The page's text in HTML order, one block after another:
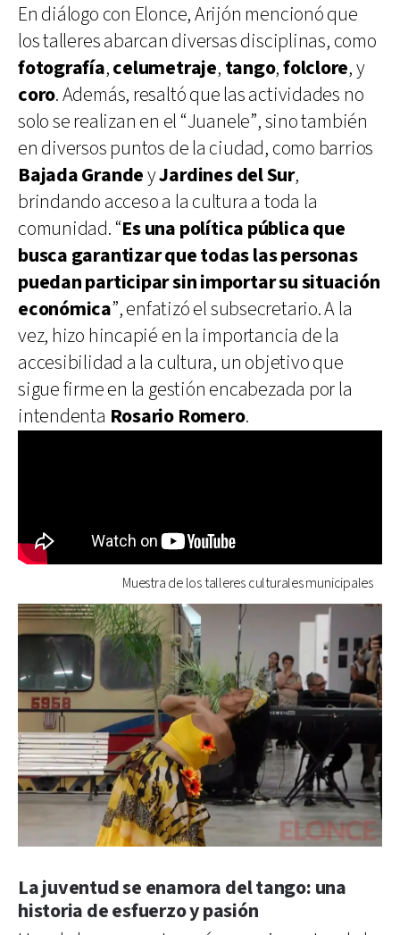
En diálogo con Elonce, Arijón mencionó que
los talleres abarcan diversas disciplinas, como
fotografía,celumetraje, tango,folclore, y
coro. Además, resaltó que las actividades no
solo se realizan en el “Juanele”, sino también
en diversos puntos de la ciudad, como barrios
Bajada GrandeyJardines del Sur,
brindando acceso a la cultura a toda la
comunidad. “Es una política pública que
busca garantizar que todas las personas
puedan participar sin importar su situación
económica”, enfatizó el subsecretario. A la
vez, hizo hincapié en la importancia de la
accesibilidad a la cultura, un objetivo que
sigue firme en la gestión encabezada por la
intendenta Rosario Romero.
Muestra de los talleres culturales municipales
La juventud se enamora del tango: una
historia de esfuerzo y pasión